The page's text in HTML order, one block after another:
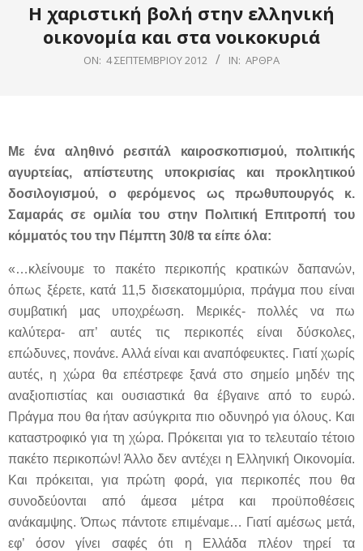
Η χαριστική βολή στην ελληνική
οικονομία και στα νοικοκυριά
ON: 4 ΣΕΠΤΕΜΒΡΊΟΥ 2012 IN: ΆΡΘΡΑ
Με ένα αληθινό ρεσιτάλ καιροσκοπισμού, πολιτικής
αγυρτείας, απίστευτης υποκρισίας και προκλητικού
δοσιλογισμού, ο φερόμενος ως πρωθυπουργός κ.
Σαμαράς σε ομιλία του στην Πολιτική Επιτροπή του
κόμματός του την Πέμπτη 30/8 τα είπε όλα:
«…κλείνουμε το πακέτο περικοπής κρατικών δαπανών,
όπως ξέρετε, κατά 11,5 δισεκατομμύρια, πράγμα που είναι
συμβατική μας υποχρέωση. Μερικές- πολλές να πω
καλύτερα- απ’ αυτές τις περικοπές είναι δύσκολες,
επώδυνες, πονάνε. Αλλά είναι και αναπόφευκτες. Γιατί χωρίς
αυτές, η χώρα θα επέστρεφε ξανά στο σημείο μηδέν της
αναξιοπιστίας και ουσιαστικά θα έβγαινε από το ευρώ.
Πράγμα που θα ήταν ασύγκριτα πιο οδυνηρό για όλους. Και
καταστροφικό για τη χώρα. Πρόκειται για το τελευταίο τέτοιο
πακέτο περικοπών! Άλλο δεν αντέχει η Ελληνική Οικονομία.
Και πρόκειται, για πρώτη φορά, για περικοπές που θα
συνοδεύονται από άμεσα μέτρα και προϋποθέσεις
ανάκαμψης. Όπως πάντοτε επιμέναμε… Γιατί αμέσως μετά,
εφ’ όσον γίνει σαφές ότι η Ελλάδα πλέον τηρεί τα